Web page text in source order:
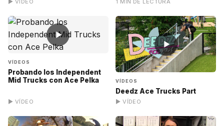
▶ VÍDEO 1 MIN DE LECTURA
▶
VÍDEOS
Probando los Independent
Mid Trucks con Ace Pelka
▶ VÍDEO
▶
VÍDEOS
Deedz Ace Trucks Part
▶ VÍDEO